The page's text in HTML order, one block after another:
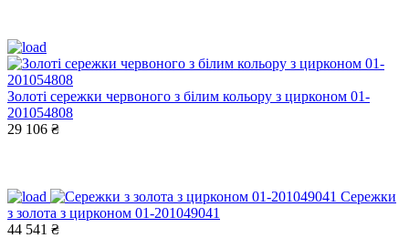
Золоті сережки червоного з білим кольору з цирконом 01-
201054808
29 106 ₴
Сережки
з золота з цирконом 01-201049041
44 541 ₴